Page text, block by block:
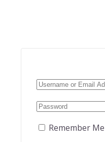
Remember Me